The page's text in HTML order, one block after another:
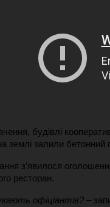
будівлі
землі залили бетонний
з’явилося
ресторан.
офіціантів? –
РОЗШУКУЄ 62-